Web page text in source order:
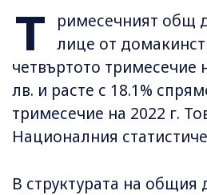
Т
римесечният общ
лице от
четвъртото тримесечие
лв. и расте с 18.1%
тримесечие на 2022 г.
Националния
В структурата на общия